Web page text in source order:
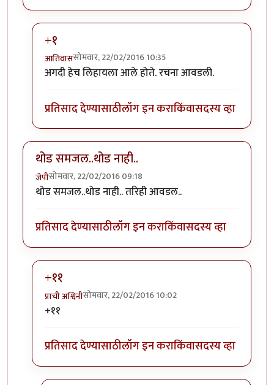
+१
आतिवाससोमवार, 22/02/2016 10:35
In reply toझाडी बोलीत असूनही खालीbyअजया
अगदी हेच लिहायला आले होते. रचना आवडली.
प्रतिसाद देण्यासाठीलॉग इन कराकिंवासदस्य व्हा
थोड समजल..थोड नाही..
जेपीसोमवार, 22/02/2016 09:18
थोड समजल..थोड नाही.. तरिही आवडल..
प्रतिसाद देण्यासाठीलॉग इन कराकिंवासदस्य व्हा
+११
प्राची अश्विनीसोमवार, 22/02/2016 10:02
In reply to
+११
प्रतिसाद देण्यासाठीलॉग इन कराकिंवासदस्य व्हा